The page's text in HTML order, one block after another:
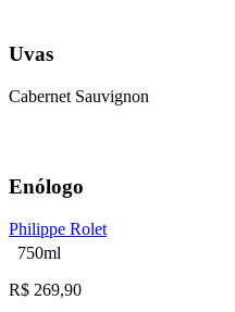
Uvas
Cabernet Sauvignon
Enólogo
Philippe Rolet
750ml
R$ 269,90